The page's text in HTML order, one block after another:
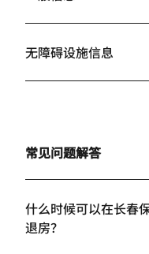
无障碍设施信息
常见问题解答
什么时候可以在长春
退房？